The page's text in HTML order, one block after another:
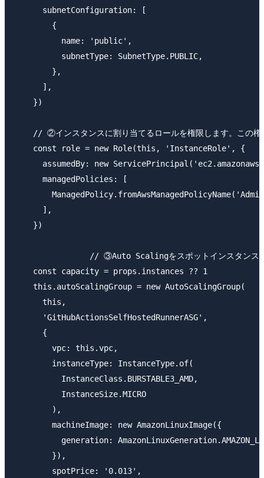
      subnetConfiguration: [
        {
          name: 'public',
          subnetType: SubnetType.PUBLIC,
        },
      ],
    })
// ②インスタンスに割り当てるロールを権限します。この
    const role = new Role(this, 'InstanceRole', {
assumedBy: new
      managedPolicies: [
      ],
    })
    const capacity = props.instances ?? 1
    this.autoScalingGroup = new AutoScalingGroup(
      this,
      'GitHubActionsSelfHostedRunnerASG',
      {
        vpc: this.vpc,
        instanceType: InstanceType.of(
          InstanceClass.BURSTABLE3_AMD,
          InstanceSize.MICRO
        ),
        machineImage: new AmazonLinuxImage({
generation:
        }),
        spotPrice: '0.013',